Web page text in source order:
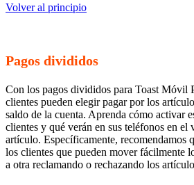
Volver al principio
Pagos divididos
Con los pagos divididos para Toast Móvil
clientes pueden elegir pagar por los
saldo de la cuenta. Aprenda cómo activar
clientes y qué verán en sus teléfonos en el
artículo. Específicamente, recomendamos
los clientes que pueden mover fácilmente
a otra reclamando o rechazando los